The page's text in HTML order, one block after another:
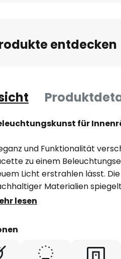
entdecken
für
und Funktionalität
zu einem
Licht erstrahlen lässt.
Materialien
Verantwortung wider. Mit
und Essbereichen bis
lesen